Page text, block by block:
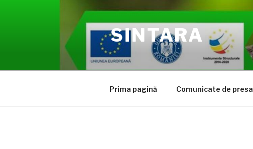
SINTARA
Prima pagină Comunicate de presa